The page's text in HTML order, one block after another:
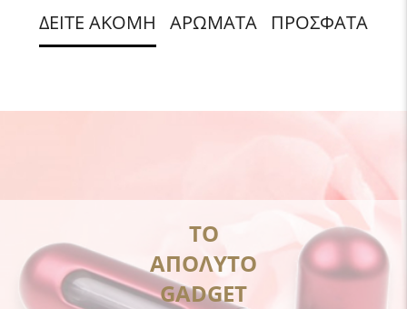
ΔΕΙΤΕ ΑΚΟΜΗ ΑΡΩΜΑΤΑ ΠΡΟΣΦΑΤΑ
ΤΟ
ΑΠΟΛΥΤΟ
GADGET